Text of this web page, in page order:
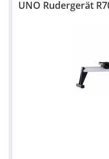
UNO Rudergerät